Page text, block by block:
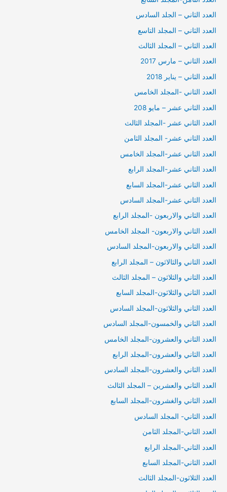
العدد الثاني – الجلد السادس
العدد الثاني – المجلد التاسع
العدد الثاني – المجلد الثالث
العدد الثاني – مارس 2017
العدد الثاني – يناير 2018
العدد الثاني -المجلد الخامس
العدد الثاني عشر – مايو 208
العدد الثاني عشر -المجلد الثالث
العدد الثاني عشر- المجلد الثامن
العدد الثاني عشر-المجلد الخامس
العدد الثاني عشر-المجلد الرابع
العدد الثاني عشر-المجلد السابع
العدد الثاني عشر-المجلد السادس
العدد الثاني والاربعون -المجلد الرابع
العدد الثاني والاربعون- المجلد الخامس
العدد الثاني والاربعون-المجلد السادس
العدد الثاني والثالاثون – المجلد الرابع
العدد الثاني والثلاثون – المجلد الثالث
العدد الثاني والثلاثون-المجلد السابع
العدد الثاني والثلاثون-المجلد السادس
العدد الثاني والخمسون-المجلد السادس
العدد الثاني والعشرون-المجلد الخامس
العدد الثاني والعشرون-المجلد الرابع
العدد الثاني والعشرون-المجلد السادس
العدد الثاني والعشرين – المجلد الثالث
العدد الثاني والغشرون-المجلد السابع
العدد الثاني- المجلد السادس
العدد الثاني-المجلد الثامن
العدد الثاني-المجلد الرابع
العدد الثاني-المجلد السابع
العدد الثلاثون-المجلد الثالث